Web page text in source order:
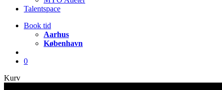
Talentspace
Book tid
Aarhus
København
0
KurvClose